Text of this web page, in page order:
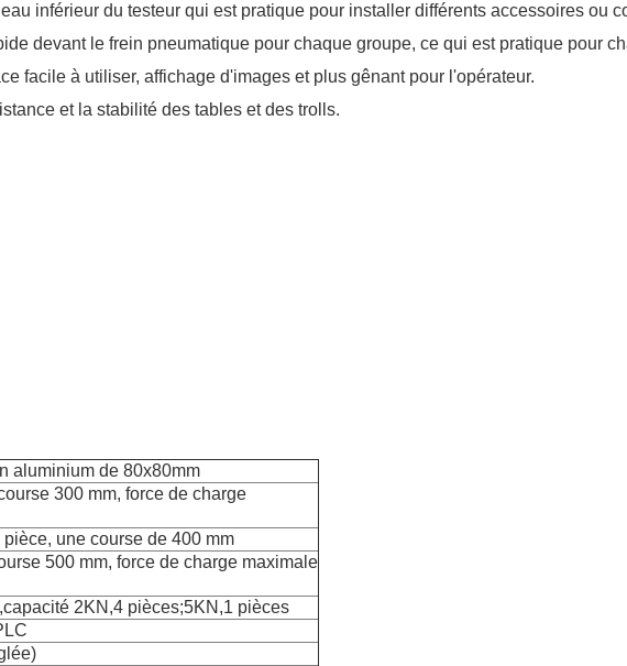
inférieur du testeur qui est pratique pour installer différents accessoires ou
devant le frein pneumatique pour chaque groupe, ce qui est pratique pour
facile à utiliser, affichage d'images et plus gênant pour l'opérateur.
et la stabilité des tables et des trolls.
aluminium de 80x80mm
300 mm, force de charge
une course de 400 mm
500 mm, force de charge maximale
2KN,4 pièces;5KN,1 pièces